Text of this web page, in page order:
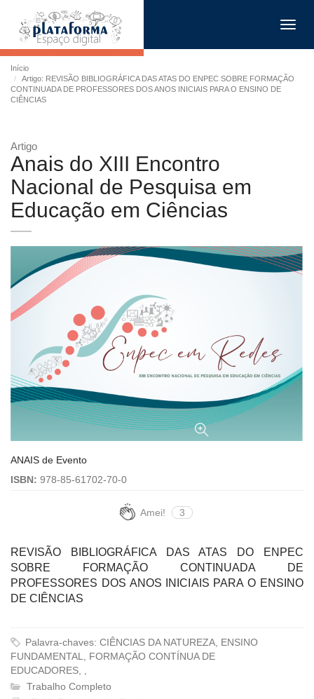
Início
Artigo: REVISÃO BIBLIOGRÁFICA DAS ATAS DO ENPEC SOBRE FORMAÇÃO
CONTINUADA DE PROFESSORES DOS ANOS INICIAIS PARA O ENSINO DE
CIÊNCIAS
Artigo
Anais do XIII Encontro
Nacional de Pesquisa em
Educação em Ciências
ANAIS de Evento
ISBN: 978-85-61702-70-0
Amei! 3
REVISÃO BIBLIOGRÁFICA DAS ATAS DO ENPEC
SOBRE FORMAÇÃO CONTINUADA DE
PROFESSORES DOS ANOS INICIAIS PARA O ENSINO
DE CIÊNCIAS
Palavra-chaves: CIÊNCIAS DA NATUREZA, ENSINO
FUNDAMENTAL, FORMAÇÃO CONTÍNUA DE
EDUCADORES, ,
Trabalho Completo